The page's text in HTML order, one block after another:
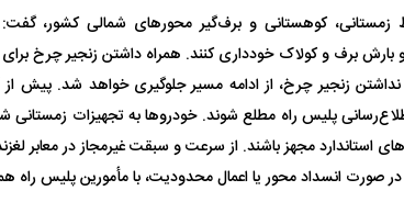
زمستانی، کوهستانی و برف‌گیر محور‌های شمالی کشور،
بارش برف و کولاک خودداری کنند. همراه داشتن زنجیر چرخ
زنجیر چرخ، از ادامه مسیر جلوگیری خواهد شد. پیش از
پلیس راه مطلع شوند. خودرو‌ها به تجهیزات
استاندارد مجهز باشند. از سرعت و سبقت غیرمجاز در معابر
صورت انسداد محور یا اعمال محدودیت، با مأمورین پلیس راه